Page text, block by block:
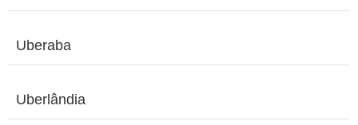
Uberaba
Uberlândia